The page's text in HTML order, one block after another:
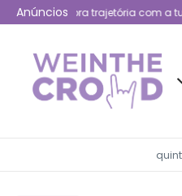
Ir para o conteúdo
Anúncios
Lagum celebra trajetória com a